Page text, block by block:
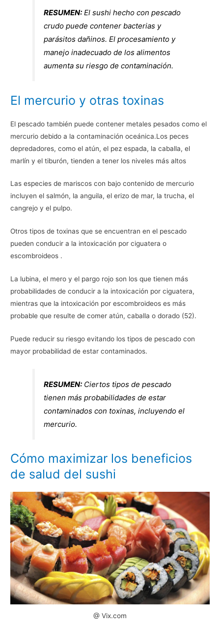
RESUMEN: El sushi hecho con pescado
crudo puede contener bacterias y
parásitos dañinos. El procesamiento y
manejo inadecuado de los alimentos
aumenta su riesgo de contaminación.
El mercurio y otras toxinas
El pescado también puede contener metales pesados como el
mercurio debido a la contaminación oceánica.Los peces
depredadores, como el atún, el pez espada, la caballa, el
marlín y el tiburón, tienden a tener los niveles más altos
Las especies de mariscos con bajo contenido de mercurio
incluyen el salmón, la anguila, el erizo de mar, la trucha, el
cangrejo y el pulpo.
Otros tipos de toxinas que se encuentran en el pescado
pueden conducir a la intoxicación por ciguatera o
escombroideos .
La lubina, el mero y el pargo rojo son los que tienen más
probabilidades de conducir a la intoxicación por ciguatera,
mientras que la intoxicación por escombroideos es más
probable que resulte de comer atún, caballa o dorado (52).
Puede reducir su riesgo evitando los tipos de pescado con
mayor probabilidad de estar contaminados.
RESUMEN: Ciertos tipos de pescado
tienen más probabilidades de estar
contaminados con toxinas, incluyendo el
mercurio.
Cómo maximizar los beneficios
de salud del sushi
@ Vix.com